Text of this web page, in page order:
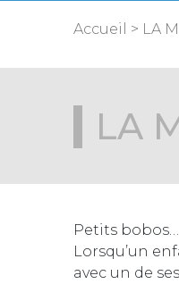
Accueil > LA
LA
Petits
Lorsqu’un
avec un de